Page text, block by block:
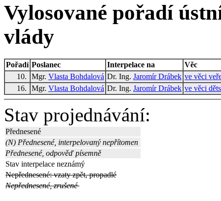
Vylosované pořadí
vlády
Pořadí Poslanec Interpelace na
Věc
10.
Mgr. Vlasta Bohdalová Dr. Ing. Jaromír Drábek ve věci
16.
Mgr. Vlasta Bohdalová Dr. Ing. Jaromír Drábek ve věci
Stav projednávání:
Přednesené
(N) Přednesené, interpelovaný nepřítomen
Přednesené, odpověď písemně
Stav interpelace neznámý
Nepřednesené: vzaty zpět, propadlé
Nepřednesené, zrušené